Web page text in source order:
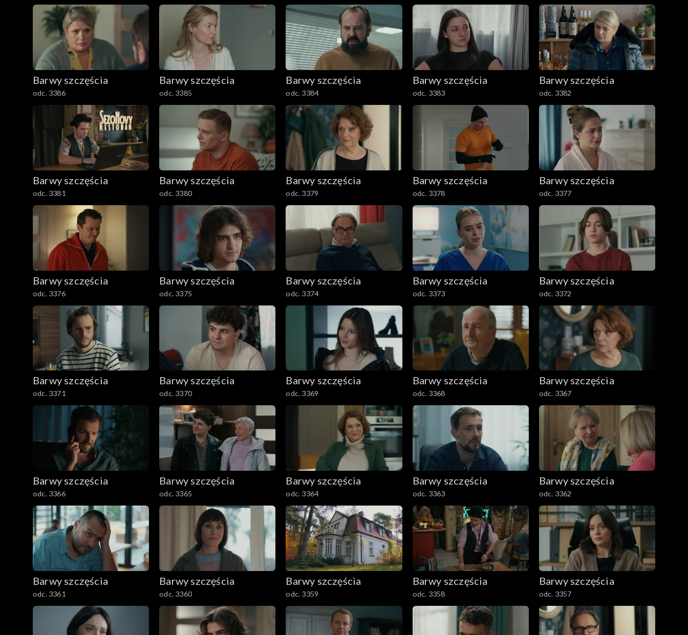
2901-3000
2801–2900
2701–2800
2601–2700
2501–2600
2401–2500
2301–2400
2201–2300
2101–2200
2001–2100
1901–2000
1801–1900
1701–1800
1501–1600
1401–1500
1301–1400
1201–1300
1101–1200
1001–1100
901–1000
801–900
782–800
Barwy szczęścia
odc. 3386
Barwy szczęścia
odc. 3385
Barwy szczęścia
odc. 3384
Barwy szczęścia
odc. 3383
Barwy szczęścia
odc. 3382
Barwy szczęścia
odc. 3381
Barwy szczęścia
odc. 3380
Barwy szczęścia
odc. 3379
Barwy szczęścia
odc. 3378
Barwy szczęścia
odc. 3377
Barwy szczęścia
odc. 3376
Barwy szczęścia
odc. 3375
Barwy szczęścia
odc. 3374
Barwy szczęścia
odc. 3373
Barwy szczęścia
odc. 3372
Barwy szczęścia
odc. 3371
Barwy szczęścia
odc. 3370
Barwy szczęścia
odc. 3369
Barwy szczęścia
odc. 3368
Barwy szczęścia
odc. 3367
Barwy szczęścia
odc. 3366
Barwy szczęścia
odc. 3365
Barwy szczęścia
odc. 3364
Barwy szczęścia
odc. 3363
Barwy szczęścia
odc. 3362
Barwy szczęścia
odc. 3361
Barwy szczęścia
odc. 3360
Barwy szczęścia
odc. 3359
Barwy szczęścia
odc. 3358
Barwy szczęścia
odc. 3357